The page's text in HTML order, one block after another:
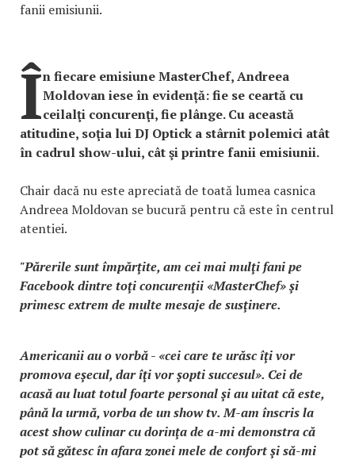
fanii emisiunii.
În fiecare emisiune MasterChef, Andreea
Moldovan iese în evidență: fie se ceartă cu
ceilalţi concurenţi, fie plânge. Cu această
atitudine, soţia lui DJ Optick a stârnit polemici atât
în cadrul show-ului, cât şi printre fanii emisiunii.
Chair dacă nu este apreciată de toată lumea casnica
Andreea Moldovan se bucură pentru că este în centrul
atentiei.
"Părerile sunt împărţite, am cei mai mulţi fani pe
Facebook dintre toţi concurenţii «MasterChef» şi
primesc extrem de multe mesaje de susţinere.
Americanii au o vorbă - «cei care te urăsc îţi vor
promova eşecul, dar îţi vor şopti succesul». Cei de
acasă au luat totul foarte personal şi au uitat că este,
până la urmă, vorba de un show tv. M-am înscris la
acest show culinar cu dorinţa de a-mi demonstra că
pot să gătesc în afara zonei mele de confort şi să-mi